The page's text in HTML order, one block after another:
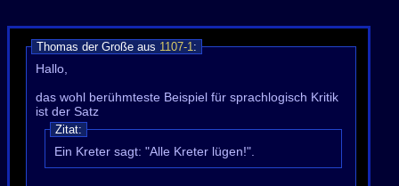
Thomas der Große aus 1107-1:
Hallo,
das wohl berühmteste Beispiel für sprachlogisch Kritik
ist der Satz
Zitat:
Ein Kreter sagt: "Alle Kreter lügen!".